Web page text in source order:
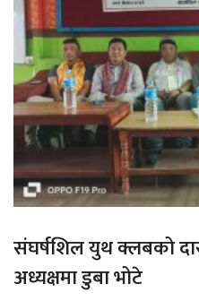
संघर्षशिल युथ क्लबको
अध्यक्षमा डुबा भोटे